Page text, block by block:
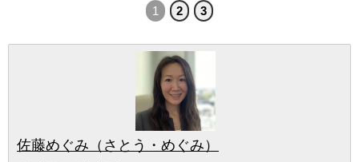
1 2 3
佐藤めぐみ（さとう・めぐみ）